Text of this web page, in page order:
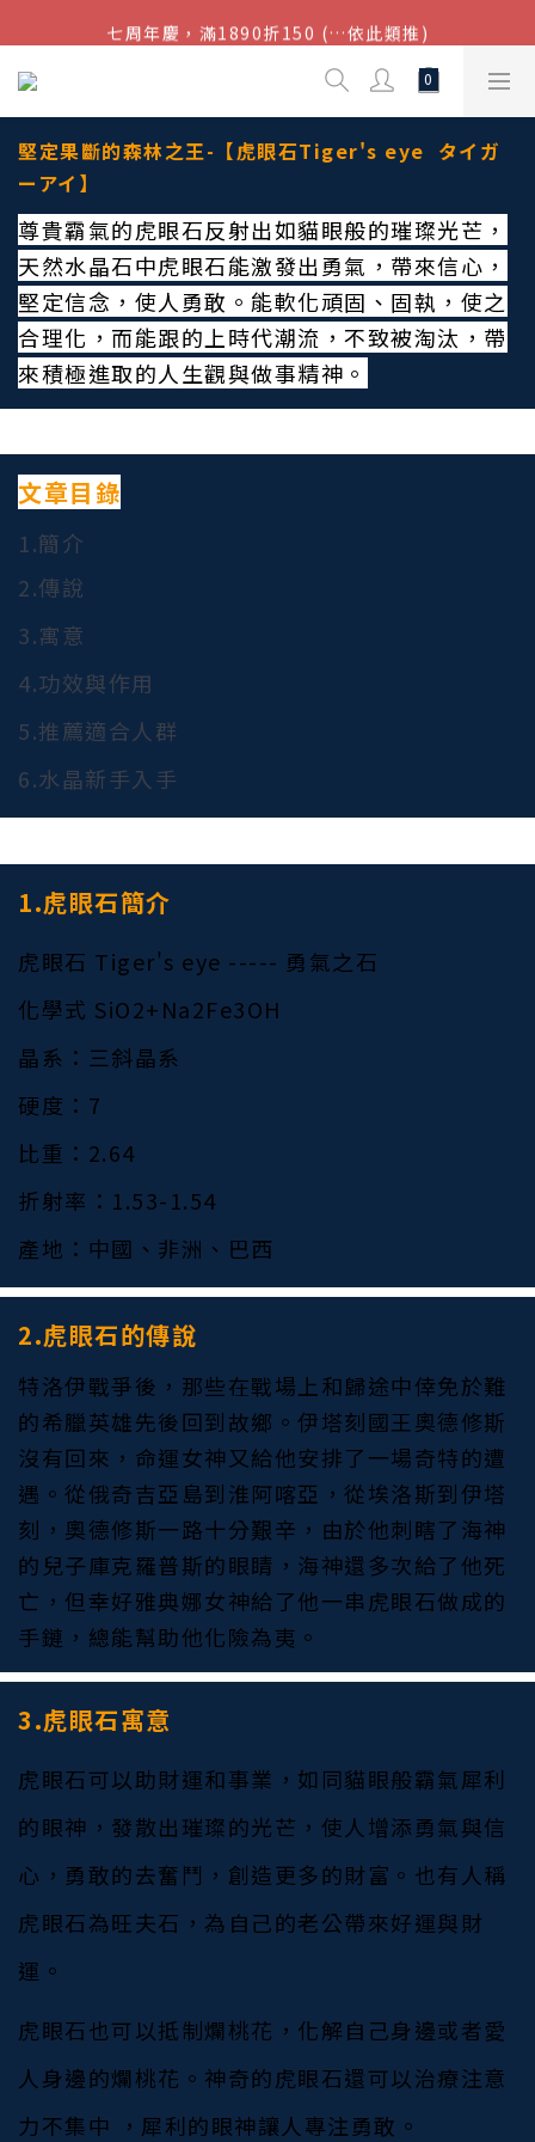
結帳金額滿$1080超取免運
七周年慶，滿1890折150 (…依此類推)
點我加入官方LINE帳號，獲得50元現金券
結帳金額滿$1080超取免運
堅定果斷的森林之王-【虎眼石Tiger's eye タイガ
ーアイ】
尊貴霸氣的虎眼石反射出如貓眼般的璀璨光芒，
天然水晶石中虎眼石能激發出勇氣，帶來信心，
堅定信念，使人勇敢。能軟化頑固、固執，使之
合理化，而能跟的上時代潮流，不致被淘汰，帶
來積極進取的人生觀與做事精神。
文章目錄
1.簡介
2.傳說
3.寓意
4.功效與作用
5.推薦適合人群
6.水晶新手入手
1.虎眼石簡介
虎眼石 Tiger's eye ----- 勇氣之石
化學式 SiO2+Na2Fe3OH
晶系：三斜晶系
硬度：7
比重：2.64
折射率：1.53-1.54
產地：中國、非洲、巴西
2.虎眼石的傳說
特洛伊戰爭後，那些在戰場上和歸途中倖免於難
的希臘英雄先後回到故鄉。伊塔刻國王奧德修斯
沒有回來，命運女神又給他安排了一場奇特的遭
遇。從俄奇吉亞島到淮阿喀亞，從埃洛斯到伊塔
刻，奧德修斯一路十分艱辛，由於他刺瞎了海神
的兒子庫克羅普斯的眼睛，海神還多次給了他死
亡，但幸好雅典娜女神給了他一串虎眼石做成的
手鏈，總能幫助他化險為夷。
3.虎眼石寓意
虎眼石可以助財運和事業，如同貓眼般霸氣犀利
的眼神，發散出璀璨的光芒，使人增添勇氣與信
心，勇敢的去奮鬥，創造更多的財富。也有人稱
虎眼石為旺夫石，為自己的老公帶來好運與財
運。
虎眼石也可以抵制爛桃花，化解自己身邊或者愛
人身邊的爛桃花。神奇的虎眼石還可以治療注意
力不集中 ，犀利的眼神讓人專注勇敢。